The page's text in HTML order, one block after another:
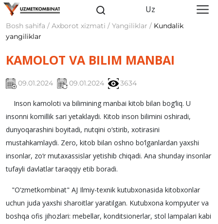
Uz
Bosh sahifa / Axborot xizmati / Yangiliklar / Kundalik
yangiliklar
KAMOLOT VA BILIM MANBAI
09.01.2024 09.01.2024 3634
Inson kamoloti va bilimining manbai kitob bilan bog‘liq. U
insonni komillik sari yetaklaydi. Kitob inson bilimini oshiradi,
dunyoqarashini boyitadi, nutqini o‘stirib, xotirasini
mustahkamlaydi. Zero, kitob bilan oshno bo‘lganlardan yaxshi
insonlar, zo‘r mutaxassislar yetishib chiqadi. Ana shunday insonlar
tufayli davlatlar taraqqiy etib boradi.
"O‘zmetkombinat" AJ Ilmiy-texnik kutubxonasida kitobxonlar
uchun juda yaxshi sharoitlar yaratilgan. Kutubxona kompyuter va
boshqa ofis jihozlari: mebellar, konditsionerlar, stol lampalari kabi